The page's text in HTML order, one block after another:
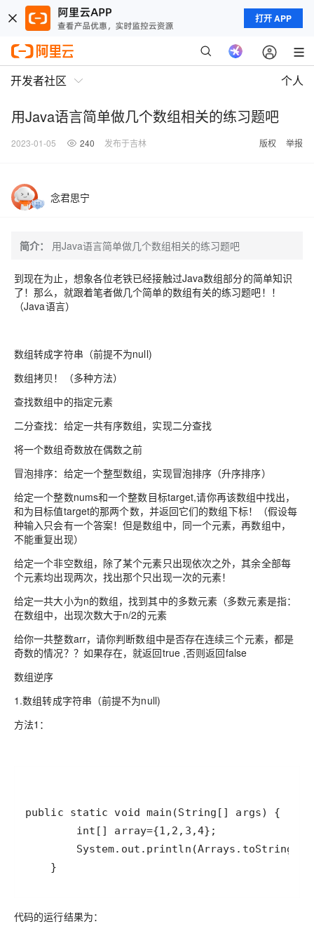
打开 APP
开发者社区 个人
用Java语言简单做几个数组相关的练习题吧
2023-01-05 240 发布于吉林 版权 举报
念君思宁
简介： 用Java语言简单做几个数组相关的练习题吧
到现在为止，想象各位老铁已经接触过Java数组部分的简单知识
了！那么，就跟着笔者做几个简单的数组有关的练习题吧！！
（Java语言）
数组转成字符串（前提不为null)
数组拷贝！（多种方法）
查找数组中的指定元素
二分查找：给定一共有序数组，实现二分查找
将一个数组奇数放在偶数之前
冒泡排序：给定一个整型数组，实现冒泡排序（升序排序）
给定一个整数nums和一个整数目标target,请你再该数组中找出，
和为目标值target的那两个数，并返回它们的数组下标！（假设每
种输入只会有一个答案！但是数组中，同一个元素，再数组中，
不能重复出现）
给定一个非空数组，除了某个元素只出现依次之外，其余全部每
个元素均出现两次，找出那个只出现一次的元素！
给定一共大小为n的数组，找到其中的多数元素（多数元素是指：
在数组中，出现次数大于n/2的元素
给你一共整数arr，请你判断数组中是否存在连续三个元素，都是
奇数的情况？？如果存在，就返回true ,否则返回false
数组逆序
1.数组转成字符串（前提不为null)
方法1：
    }
代码的运行结果为：